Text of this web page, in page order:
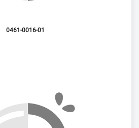
0461-0016-01